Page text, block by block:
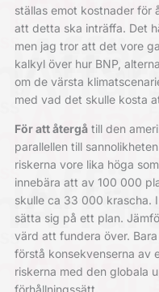
ställas emot kostnader för
att detta ska inträffa. Det
men jag tror att det vore
kalkyl över hur BNP,
om de värsta
med vad det skulle kosta
För att återgåtill den
parallellen till
riskerna vore lika höga
innebära att av 100 000
skulle ca 33 000 krascha.
sätta sig på ett plan.
värd att fundera över.
förstå konsekvenserna av
riskerna med den globala
förhållningssätt.